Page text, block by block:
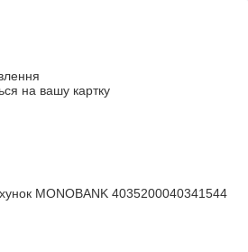
на вашу картку
MONOBANK 4035200040341544